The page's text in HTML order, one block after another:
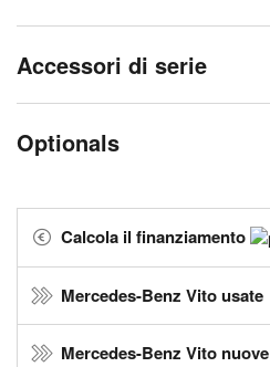
Accessori di serie
Optionals
Calcola il finanziamento
Mercedes-Benz Vito usate
Mercedes-Benz Vito nuove